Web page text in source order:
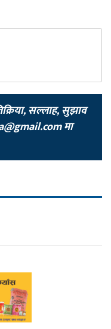
सल्लाह, सुझाव
मा